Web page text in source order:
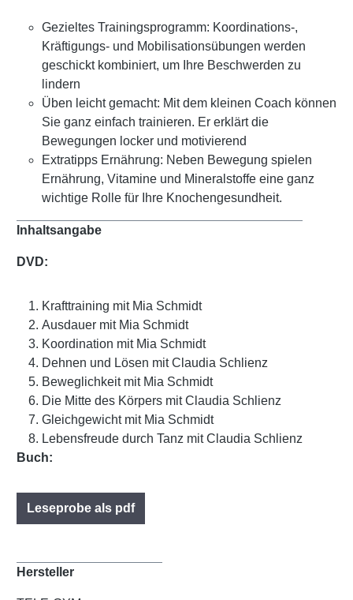
Gezieltes Trainingsprogramm: Koordinations-,
Kräftigungs- und Mobilisationsübungen werden
geschickt kombiniert, um Ihre Beschwerden zu
lindern
Üben leicht gemacht: Mit dem kleinen Coach können
Sie ganz einfach trainieren. Er erklärt die
Bewegungen locker und motivierend
Extratipps Ernährung: Neben Bewegung spielen
Ernährung, Vitamine und Mineralstoffe eine ganz
wichtige Rolle für Ihre Knochengesundheit.
Inhaltsangabe
DVD:
Krafttraining mit Mia Schmidt
Ausdauer mit Mia Schmidt
Koordination mit Mia Schmidt
Dehnen und Lösen mit Claudia Schlienz
Beweglichkeit mit Mia Schmidt
Die Mitte des Körpers mit Claudia Schlienz
Gleichgewicht mit Mia Schmidt
Lebensfreude durch Tanz mit Claudia Schlienz
Buch:
Leseprobe als pdf
Hersteller